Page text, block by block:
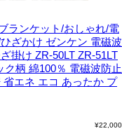
ランケット/おしゃれ/電
ざかけ ゼンケン 電磁波
掛け ZR-50LT ZR-51LT
柄 綿100％ 電磁波防止
エネ エコ あったか プ
¥22,000